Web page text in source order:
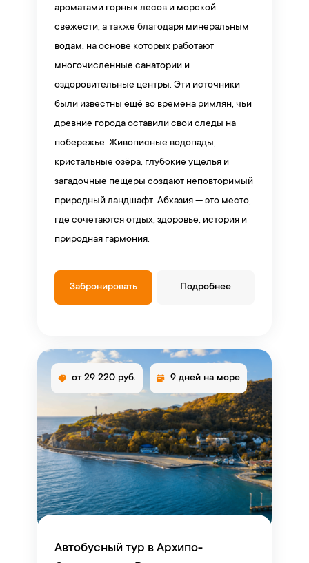
ароматами горных лесов и морской
свежести, а также благодаря минеральным
водам, на основе которых работают
многочисленные санатории и
оздоровительные центры. Эти источники
были известны ещё во времена римлян, чьи
древние города оставили свои следы на
побережье. Живописные водопады,
кристальные озёра, глубокие ущелья и
загадочные пещеры создают неповторимый
природный ландшафт. Абхазия — это место,
где сочетаются отдых, здоровье, история и
природная гармония.
Забронировать Подробнее
от 29 220 руб. 9 дней на море
Автобусный тур в Архипо-